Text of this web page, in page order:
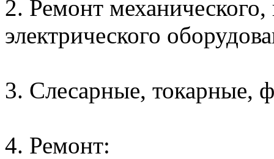
2. Ремонт механического,
электрического
3. Слесарные, токарные,
4. Ремонт: